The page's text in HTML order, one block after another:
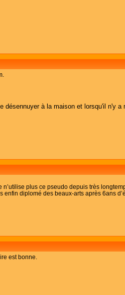
à la maison et lorsqu'il n'y a
plus ce pseudo depuis très
diplomé des beaux-arts après 6ans
est bonne.